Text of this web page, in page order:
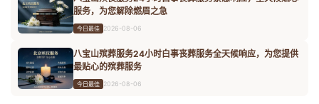
服务，为您解除燃眉之急
今日最佳 2026-08-06
八宝山殡葬服务24小时白事丧葬服务全天候响应，为您提供
最贴心的殡葬服务
今日最佳 2026-08-06